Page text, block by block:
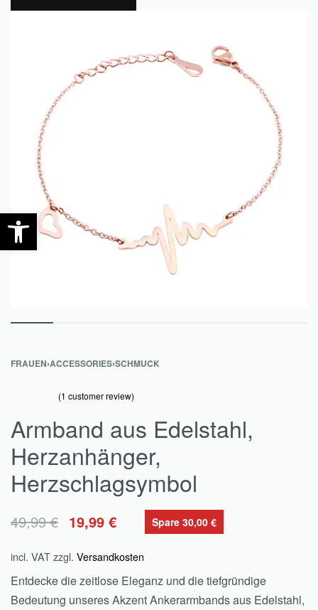
FRAUEN›ACCESSORIES›SCHMUCK
(1 customer review)
Armband aus Edelstahl,
Herzanhänger,
Herzschlagsymbol
49,99€ 19,99 € Spare 30,00 €
incl. VATzzgl. Versandkosten
Entdecke die zeitlose Eleganz und die tiefgründige
Bedeutung unseres Akzent Ankerarmbands aus Edelstahl,
Open toolbar